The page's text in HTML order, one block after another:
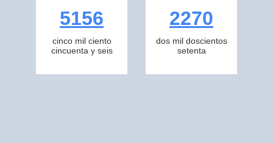
5156
cinco mil ciento
cincuenta y seis
2270
dos mil doscientos
setenta